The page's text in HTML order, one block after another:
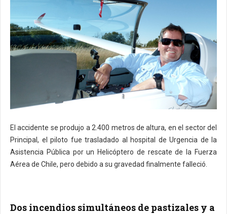
El accidente se produjo a 2.400 metros de altura, en el sector del
Principal, el piloto fue trasladado al hospital de Urgencia de la
Asistencia Pública por un Helicóptero de rescate de la Fuerza
Aérea de Chile, pero debido a su gravedad finalmente falleció.
Dos incendios simultáneos de pastizales y a